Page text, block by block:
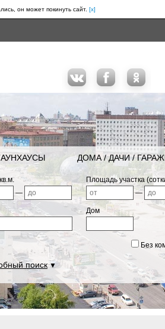
он может покинуть сайт. [x]
ДОМА / ДАЧИ /
—
Площадь участка
—
Дом
Без
поиск▼